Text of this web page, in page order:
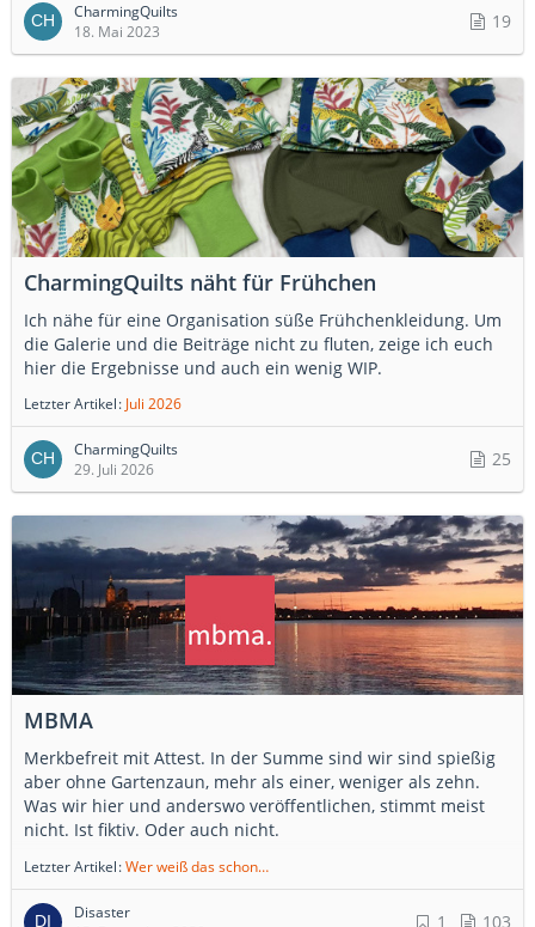
CharmingQuilts
18. Mai 2023
19
CharmingQuilts näht für Frühchen
Ich nähe für eine Organisation süße Frühchenkleidung. Um
die Galerie und die Beiträge nicht zu fluten, zeige ich euch
hier die Ergebnisse und auch ein wenig WIP.
Letzter Artikel Juli 2026
CharmingQuilts
29. Juli 2026
25
MBMA
Merkbefreit mit Attest. In der Summe sind wir sind spießig
aber ohne Gartenzaun, mehr als einer, weniger als zehn.
Was wir hier und anderswo veröffentlichen, stimmt meist
nicht. Ist fiktiv. Oder auch nicht.
Letzter Artikel Wer weiß das schon…
Disaster
1 103